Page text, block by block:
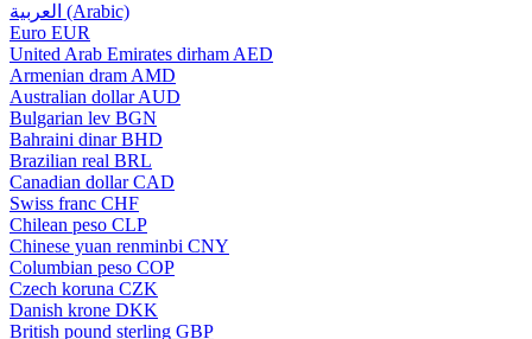
العربية (Arabic)
Euro EUR
United Arab Emirates dirham AED
Armenian dram AMD
Australian dollar AUD
Bulgarian lev BGN
Bahraini dinar BHD
Brazilian real BRL
Canadian dollar CAD
Swiss franc CHF
Chilean peso CLP
Chinese yuan renminbi CNY
Columbian peso COP
Czech koruna CZK
Danish krone DKK
British pound sterling GBP